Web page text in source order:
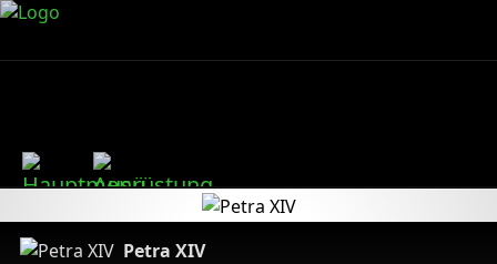
Petra XIV